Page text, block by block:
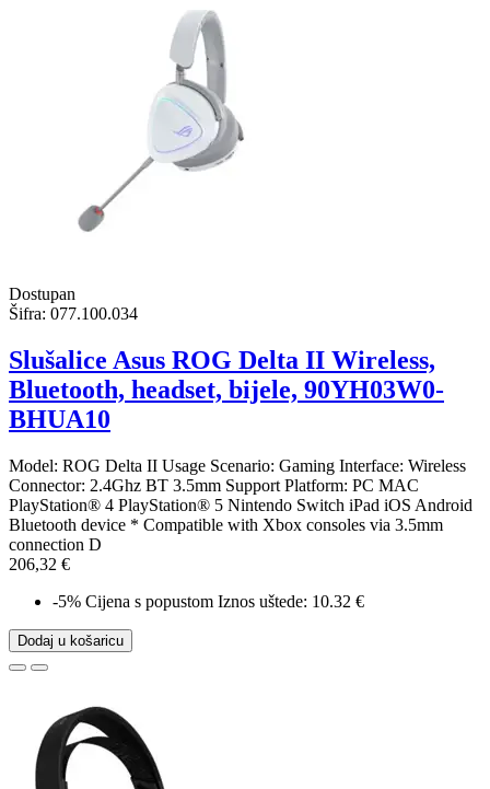
Dostupan
Šifra: 077.100.034
Slušalice Asus ROG Delta II Wireless,
Bluetooth, headset, bijele, 90YH03W0-
BHUA10
Model: ROG Delta II Usage Scenario: Gaming Interface: Wireless
Connector: 2.4Ghz BT 3.5mm Support Platform: PC MAC
PlayStation® 4 PlayStation® 5 Nintendo Switch iPad iOS Android
Bluetooth device * Compatible with Xbox consoles via 3.5mm
connection D
206,32 €
-5% Cijena s popustom Iznos uštede: 10.32 €
Dodaj u košaricu